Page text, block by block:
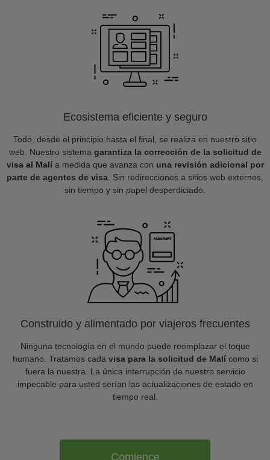
Ecosistema eficiente y seguro
Todo, desde el principio hasta el final, se realiza en nuestro sitio
web. Nuestro sistema garantiza la corrección de la solicitud de
visa al Malía medida que avanza con una revisión adicional por
parte de agentes de visa . Sin redirecciones a sitios web externos,
sin tiempo y sin papel desperdiciado.
Construido y alimentado por viajeros frecuentes
Ninguna tecnología en el mundo puede reemplazar el toque
humano. Tratamos cada visa para la solicitud de Malícomo si
fuera la nuestra. La única interrupción de nuestro servicio
impecable para usted serían las actualizaciones de estado en
tiempo real.
Comience